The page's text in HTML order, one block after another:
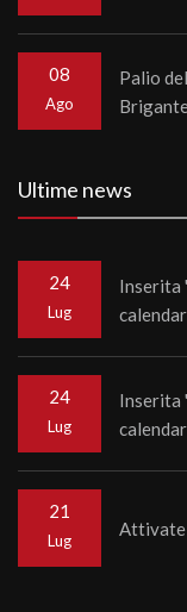
08
Ago
Palio
Ultime news
24
Lug
Inserita
24
Lug
Inserita
21
Lug
Attivate